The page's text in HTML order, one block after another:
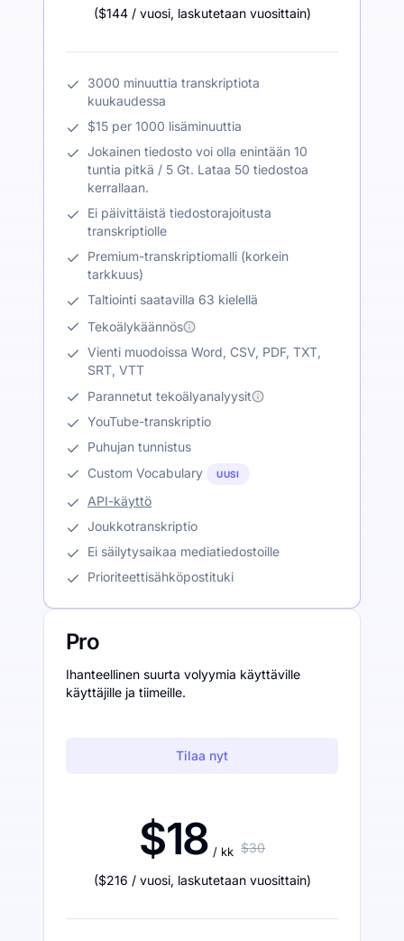
($144 / vuosi, laskutetaan vuosittain)
3000 minuuttia transkriptiota
kuukaudessa
$15 per 1000 lisäminuuttia
Jokainen tiedosto voi olla enintään 10
tuntia pitkä / 5 Gt. Lataa 50 tiedostoa
kerrallaan.
Ei päivittäistä tiedostorajoitusta
transkriptiolle
Premium-transkriptiomalli (korkein
tarkkuus)
Taltiointi saatavilla 63 kielellä
Tekoälykäännös
Vienti muodoissa Word, CSV, PDF, TXT,
SRT, VTT
Parannetut tekoälyanalyysit
YouTube-transkriptio
Puhujan tunnistus
Custom Vocabulary
UUSI
API-käyttö
Joukkotranskriptio
Ei säilytysaikaa mediatiedostoille
Prioriteettisähköpostituki
Pro
Ihanteellinen suurta volyymia käyttäville
käyttäjille ja tiimeille.
Tilaa nyt
$18 / kk $30
($216 / vuosi, laskutetaan vuosittain)